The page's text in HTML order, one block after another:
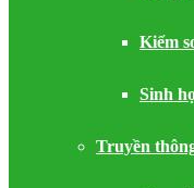
Kiểm
Sinh
Truyền